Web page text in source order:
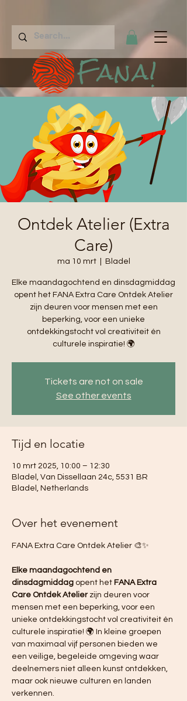
Fana!
Ontdek Atelier (Extra
Care)
ma 10 mrt
  |
Bladel
Elke maandagochtend en dinsdagmiddag
opent het FANA Extra Care Ontdek Atelier
zijn deuren voor mensen met een
beperking, voor een unieke
ontdekkingstocht vol creativiteit én
culturele inspiratie! 🌍
Tickets are not on sale
See other events
Tijd en locatie
10 mrt 2025, 10:00 – 12:30
Bladel, Van Dissellaan 24c, 5531 BR
Bladel, Netherlands
Over het evenement
FANA Extra Care Ontdek Atelier 🎨✨
Elke maandagochtend en
dinsdagmiddag opent het FANA Extra
Care Ontdek Atelier zijn deuren voor
mensen met een beperking, voor een
unieke ontdekkingstocht vol creativiteit én
culturele inspiratie! 🌍 In kleine groepen
van maximaal vijf personen bieden we
een veilige, begeleide omgeving waar
deelnemers niet alleen kunst ontdekken,
maar ook nieuwe culturen en landen
verkennen.